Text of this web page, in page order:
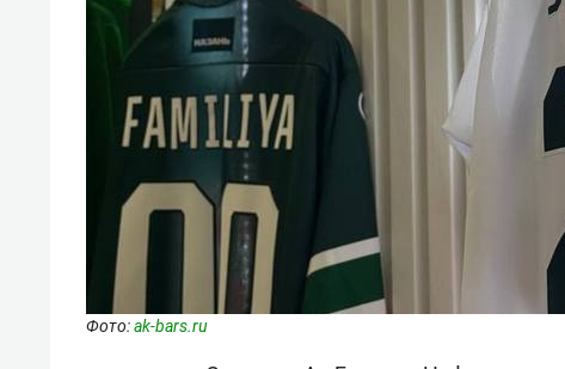
Фото:ak-bars.ru